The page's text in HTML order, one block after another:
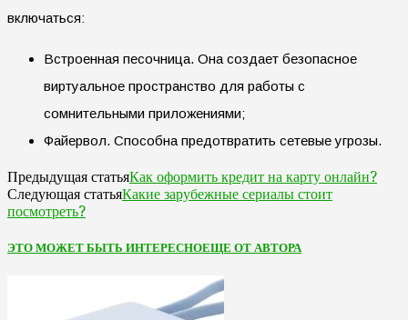
включаться:
Встроенная песочница. Она создает безопасное
виртуальное пространство для работы с
сомнительными приложениями;
Файервол. Способна предотвратить сетевые угрозы.
Предыдущая статьяКак оформить кредит на карту онлайн?
Следующая статьяКакие зарубежные сериалы стоит
посмотреть?
ЭТО МОЖЕТ БЫТЬ ИНТЕРЕСНОЕЩЕ ОТ АВТОРА